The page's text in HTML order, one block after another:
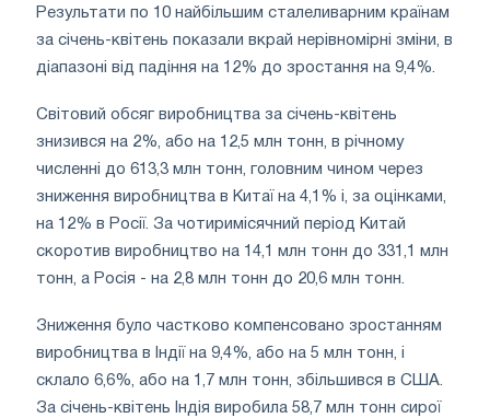
Результати по 10 найбільшим сталеливарним країнам
за січень-квітень показали вкрай нерівномірні зміни, в
діапазоні від падіння на 12% до зростання на 9,4%.
Світовий обсяг виробництва за січень-квітень
знизився на 2%, або на 12,5 млн тонн, в річному
численні до 613,3 млн тонн, головним чином через
зниження виробництва в Китаї на 4,1% і, за оцінками,
на 12% в Росії. За чотиримісячний період Китай
скоротив виробництво на 14,1 млн тонн до 331,1 млн
тонн, а Росія - на 2,8 млн тонн до 20,6 млн тонн.
Зниження було частково компенсовано зростанням
виробництва в Індії на 9,4%, або на 5 млн тонн, і
склало 6,6%, або на 1,7 млн тонн, збільшився в США.
За січень-квітень Індія виробила 58,7 млн тонн сирої